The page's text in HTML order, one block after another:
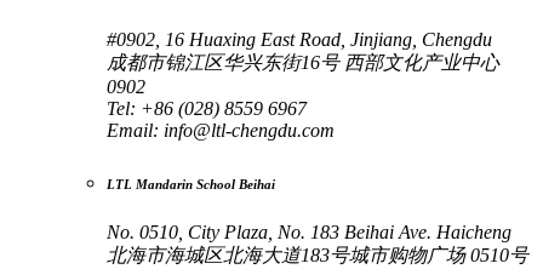
#0902, 16 Huaxing East Road, Jinjiang, Chengdu
成都市锦江区华兴东街16号 西部文化产业中心
0902
Tel: +86 (028) 8559 6967
Email: info@ltl-chengdu.com
LTL Mandarin School Beihai
No. 0510, City Plaza, No. 183 Beihai Ave. Haicheng
北海市海城区北海大道183号城市购物广场 0510号